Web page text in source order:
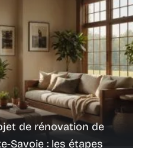
de rénovation de
Savoie : les étapes